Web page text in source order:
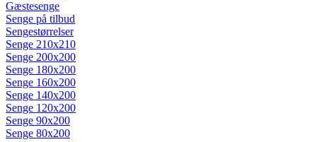
Gæstesenge
Senge på tilbud
Sengestørrelser
Senge 210x210
Senge 200x200
Senge 180x200
Senge 160x200
Senge 140x200
Senge 120x200
Senge 90x200
Senge 80x200